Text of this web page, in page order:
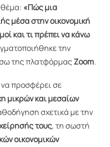
«Πώς μια
μέσα στην οικονομική
και τι πρέπει να κάνω
την
της πλατφόρμαςZoom.
προσφέρει σε
μικρών και μεσαίων
σχετικά με την
τους, τη σωστή
οικονομικών